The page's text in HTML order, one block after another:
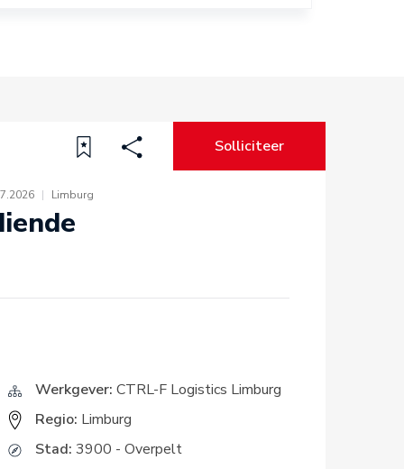
Solliciteer
| Limburg
Werkgever: CTRL-F Logistics Limburg
Regio: Limburg
Stad: 3900 - Overpelt